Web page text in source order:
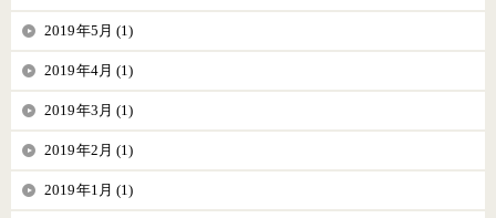
2019年5月 (1)
2019年4月 (1)
2019年3月 (1)
2019年2月 (1)
2019年1月 (1)